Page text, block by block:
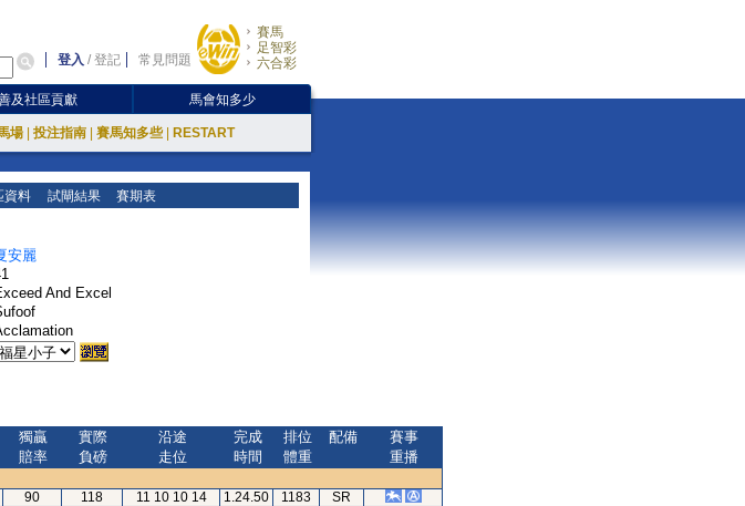
登入 /登記 常見問題
賽馬
足智彩
六合彩
及社區貢獻 馬會知多少
場 投注指南 賽馬知多些 RESTART
資料 試閘結果 賽期表
安麗
And Excel
獨贏
賠率
實際
負磅
沿途
走位
完成
時間
排位
體重
配備
賽事
重播
90 118 11 10 10 14 1.24.50 1183
SR